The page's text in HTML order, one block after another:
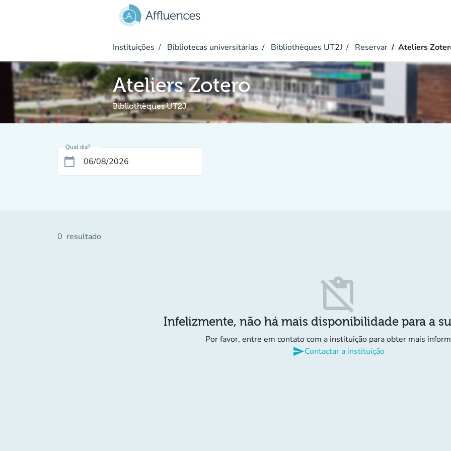
Instituições Bibliotecas universitárias Bibliothèques UT2J Reservar Ateliers
Ateliers Zotero
Bibliothèques UT2J
Qual dia?
calendar_today
0 resultado
content_paste_off
Infelizmente, não há mais disponibilidade para a
Por favor, entre em contato com a instituição para obter mais
sendContactar a instituição